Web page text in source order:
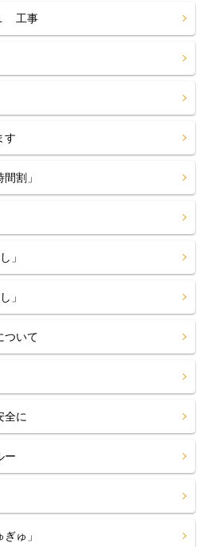
工事
す
割」
」
」
ついて
全に
ー
ゅ」